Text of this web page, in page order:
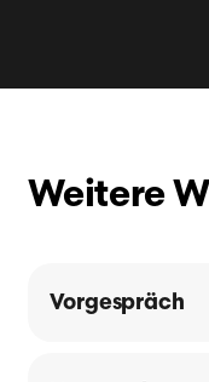
Weitere
Vorgespräch